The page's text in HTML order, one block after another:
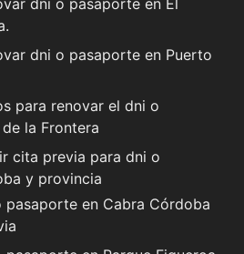
dni o pasaporte en El
dni o pasaporte en Puerto
para renovar el dni o
la Frontera
cita previa para dni o
y provincia
pasaporte en Cabra Córdoba